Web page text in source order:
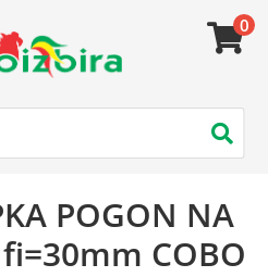
0
POGON NA
fi=30mm COBO